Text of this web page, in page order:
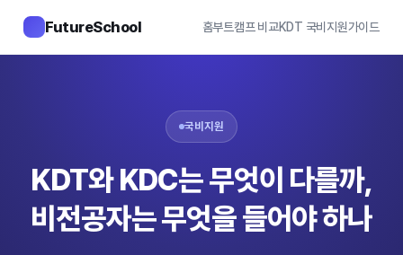
FutureSchool 홈부트캠프 비교KDT 국비지원가이드
국비지원
KDT와 KDC는 무엇이 다를까,
비전공자는 무엇을 들어야 하나